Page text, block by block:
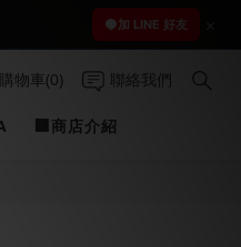
加 LINE 好友
購物車(0) 聯絡我們
🏢商店介紹